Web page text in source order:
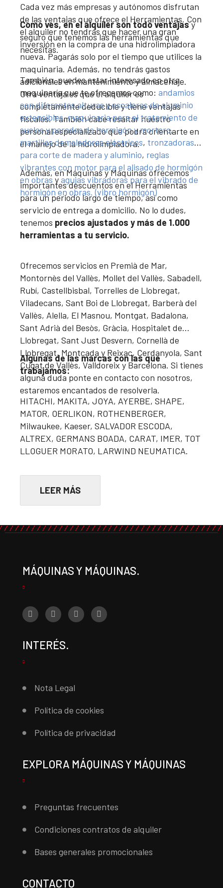
Cada vez más empresas y autónomos disfrutan
de las ventajas que ofrece el Herramientas. Con
el alquiler no tendrás que hacer una gran
inversión en la compra de una hidrolimpiadora
nueva. Pagarás solo por el tiempo que utilices la
maquinaria. Además, no tendrás gastos
adicionales en mantenimiento y almacenaje.
Otra ventaja es que el alquiler es
completamente deducible y tiene ventajas
fiscales. También cabe resaltar nuestro
personal especializado que podrá orientarte en
el manejo de la hidrolimpiadora.
Como ves, en el alquiler son todo ventajasy
seguro que tenemos las herramientas que
necesitas.
También, puedes estar interesado en otra
maquinaría que te ofrecemos como: andamios
con diferentes alturas y escaleras de aluminio
extensibles,maquinaria para el tratamiento de
suelos y paredes de hormigón y mortero,
martillos demoledores eléctricos, tronzadoras
para corte de madera y aluminio, reglas
vibrantes con motor para el alisado de hormigón
en obras yagujas vibradoras para el vibrado de
hormigón en obras. (vibro hormigón)
Además, en Máquinas y Máquinas ofrecemos
importantes descuentos en el Herramientas
para un periodo largo de tiempo, así como
servicio de entrega a domicilio. No lo dudes,
tenemos precios ajustados y más de 1.000
herramientas a tu servicio.
Ofrecemos servicios en Premià de Mar,
Montornès del Vallès, Mollet del Vallès, Sabadell,
Rubí, Castellbisbal, Torrelles de Llobregat,
Viladecans, Sant Boi de Llobregat, Barberà del
Vallès, Alella, El Masnou, Montgat, Badalona,
Sant Adrià del Besòs, Gràcia, Hospitalet de
Llobregat, Sant Just Desvern, Cornellà de
Llobregat, Montcada y Reixac, Cerdanyola, Sant
Cugat de Vallès, Valldoreix y Barcelona. Si tienes
alguna duda ponte en contacto con nosotros,
estaremos encantados de resolverla.
Algunas de las marcas con las que
trabajamos:
HITACHI, MAKITA, JOYA, AYERBE, SHAPE,
MATOR, OERLIKON, ROTHENBERGER,
Milwaukee, Kaeser, SALVADOR ESCODA,
ALTREX, GERMANS BOADA, CARAT, IMER, TOT
LLOGUER MORATO, LARWIND NEUMATICA.
LEER MÁS
MÁQUINAS Y MÁQUINAS.
INTERÉS.
Nota Legal
Política de cookies
Política de privacidad
EXPLORA MÁQUINAS Y MÁQUINAS
Preguntas frecuentes
Condiciones contratos de alquiler
Bases generales promocionales
CONTACTO